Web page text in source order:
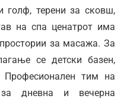
голф, терени за сковш,
на спа ценатрот има
за масажа. За
се детски базен,
тим на
дневна и вечерна